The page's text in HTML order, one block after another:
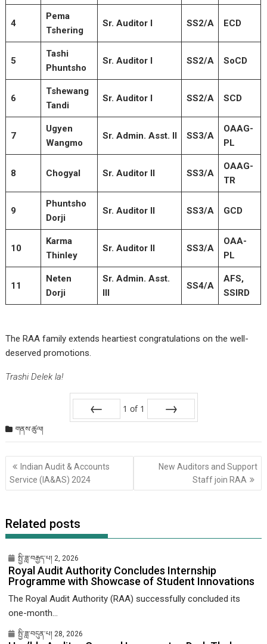
4
Pema
Tshering
Sr. Auditor I SS2/A ECD
5
Tashi
Phuntsho
Sr. Auditor I SS2/A SoCD
6
Tshewang
Tandi
Sr. Auditor I SS2/A SCD
7
Ugyen
Wangmo
Sr. Admin. Asst. II SS3/A
OAAG-
PL
8 Chogyal Sr. Auditor II SS3/A
OAAG-
TR
9
Phuntsho
Dorji
Sr. Auditor II SS3/A GCD
10
Karma
Thinley
Sr. Auditor II SS3/A
OAA-
PL
11
Neten
Dorji
Sr. Admin. Asst.
III
SS4/A
AFS,
SSIRD
The RAA family extends heartiest congratulations on the well-
deserved promotions.
Trashi Delek la!
1 of 1
གནས་ཚུལ།
Post
གི་
འགྲུལ་
Indian Audit & Accounts
Service (IA&AS) 2024
New Auditors and Support
Staff join RAA
Related posts
སྤྱི་ཟླ་བརྒྱད་པ། 2, 2026
Royal Audit Authority Concludes Internship
Programme with Showcase of Student Innovations
The Royal Audit Authority (RAA) successfully concluded its
one-month...
སྤྱི་ཟླ་བདུན་པ། 28, 2026